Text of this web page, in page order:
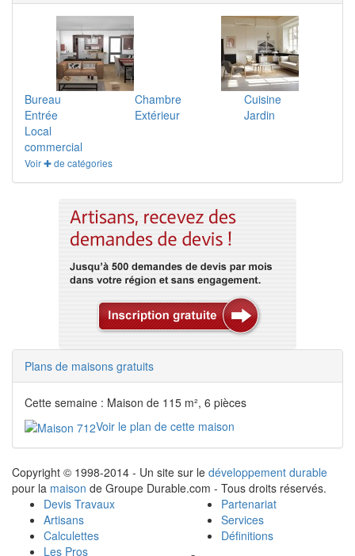
Bureau Chambre
Cuisine
Entrée
Extérieur
Jardin
Local
commercial
Voir ✚ de catégories
Plans de maisons gratuits
Cette semaine : Maison de 115 m², 6 pièces
Voir le plan de cette maison
Copyright © 1998-2014 - Un site sur le développement durable
pour la maison de Groupe Durable.com - Tous droits réservés.
Devis Travaux
Artisans
Calculettes
Les Pros
Partenariat
Services
Définitions